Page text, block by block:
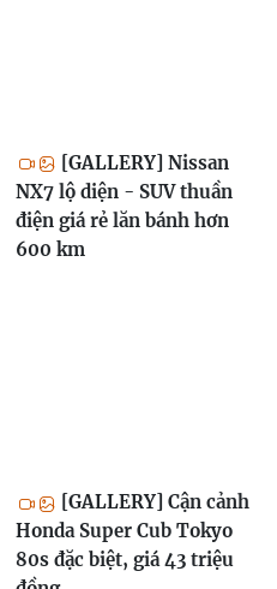
[GALLERY] Nissan
NX7 lộ diện - SUV thuần
điện giá rẻ lăn bánh hơn
600 km
[GALLERY] Cận cảnh
Honda Super Cub Tokyo
80s đặc biệt, giá 43 triệu